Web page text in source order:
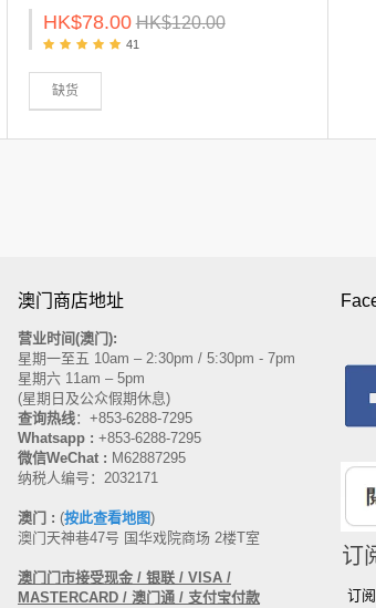
HK$78.00 HK$120.00
41
缺货
澳门商店地址
营业时间(澳门):
星期一至五 10am – 2:30pm / 5:30pm - 7pm
星期六 11am – 5pm
(星期日及公众假期休息)
查询热线： +853-6288-7295
Whatsapp : +853-6288-7295
微信WeChat : M62887295
纳税人编号：2032171
澳门 : (按此查看地图)
澳门天神巷47号 国华戏院商场 2楼T室
澳门门市接受现金 / 银联 / VISA /
MASTERCARD / 澳门通 / 支付宝付款
订
订